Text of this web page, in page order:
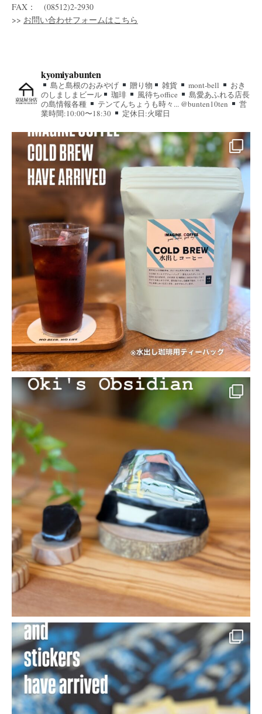
FAX： (08512)2-2930
>> お問い合わせフォームはこちら
kyomiyabunten
島と島根のおみやげ 贈り物 雑貨 mont-bell
おき
のしましまビール
珈琲 風待ちoffice
島愛あふれる店長
の島情報各種
テンてんちょうも時々... @bunten10ten
営
業時間:10:00〜18:30
定休日:火曜日